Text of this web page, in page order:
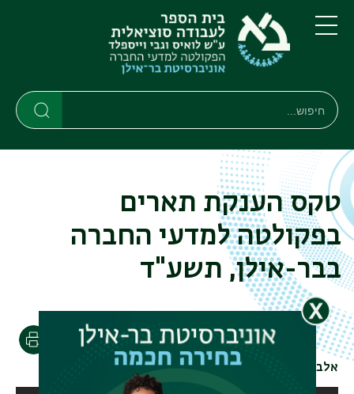
דילוג
לתוכן
העיקרי
דילוג
לתפריט
ניווט
ראשי
תפריט
חיפוש
Search
טקס הענקת תארים
בפקולטה למדעי החברה
בבר-אילן, תשע"ד
אלבום
טקס הענקת תארים תשע"ד